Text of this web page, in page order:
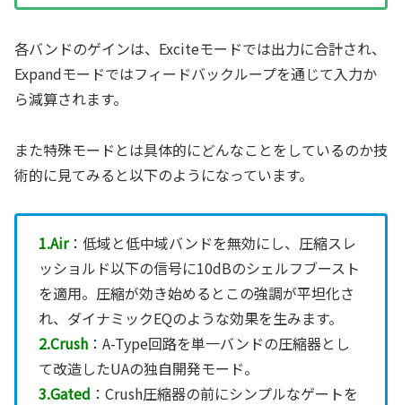
各バンドのゲインは、Exciteモードでは出力に合計され、
Expandモードではフィードバックループを通じて入力か
ら減算されます。
また特殊モードとは具体的にどんなことをしているのか技
術的に見てみると以下のようになっています。
1.Air：低域と低中域バンドを無効にし、圧縮スレ
ッショルド以下の信号に10dBのシェルフブースト
を適用。圧縮が効き始めるとこの強調が平坦化さ
れ、ダイナミックEQのような効果を生みます。
2.Crush ：A-Type回路を単一バンドの圧縮器とし
て改造したUAの独自開発モード。
3.Gated ：Crush圧縮器の前にシンプルなゲートを